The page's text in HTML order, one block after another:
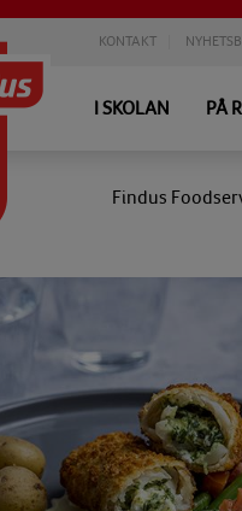
KONTAKT
I SKOLAN PÅ
Findus